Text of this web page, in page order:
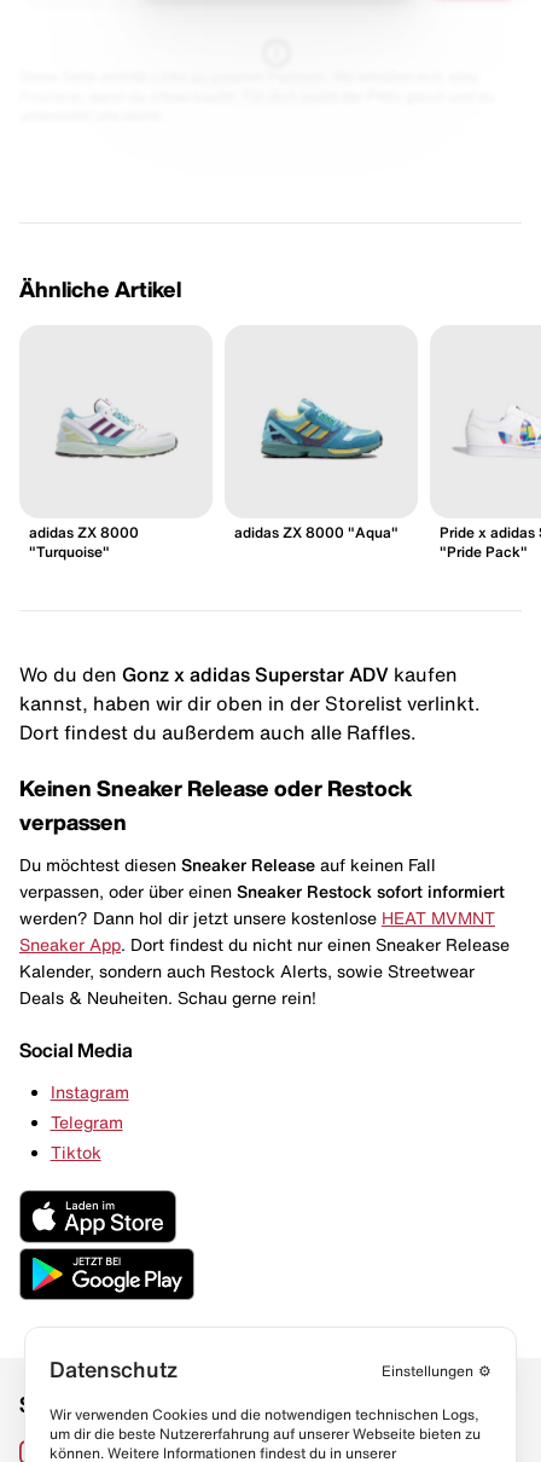
Ähnliche Artikel
adidas ZX 8000
"Turquoise"
adidas ZX 8000 "Aqua"
Pride x adidas
"Pride Pack"
Wo du den Gonz x adidas Superstar ADV kaufen
kannst, haben wir dir oben in der Storelist verlinkt.
Dort findest du außerdem auch alle Raffles.
Keinen Sneaker Release oder Restock
verpassen
Du möchtest diesen Sneaker Release auf keinen Fall
verpassen, oder über einen Sneaker Restock sofort informiert
werden? Dann hol dir jetzt unsere kostenlose HEAT MVMNT
Sneaker App . Dort findest du nicht nur einen Sneaker Release
Kalender, sondern auch Restock Alerts, sowie Streetwear
Deals & Neuheiten. Schau gerne rein!
Social Media
Instagram
Telegram
Tiktok
Social Media
Instagram
Links
Sneaker Lexikon
Datenschutz Einstellungen ⚙️
Wir verwenden Cookies und die notwendigen technischen Logs,
um dir die beste Nutzererfahrung auf unserer Webseite bieten zu
können. Weitere Informationen findest du in unserer